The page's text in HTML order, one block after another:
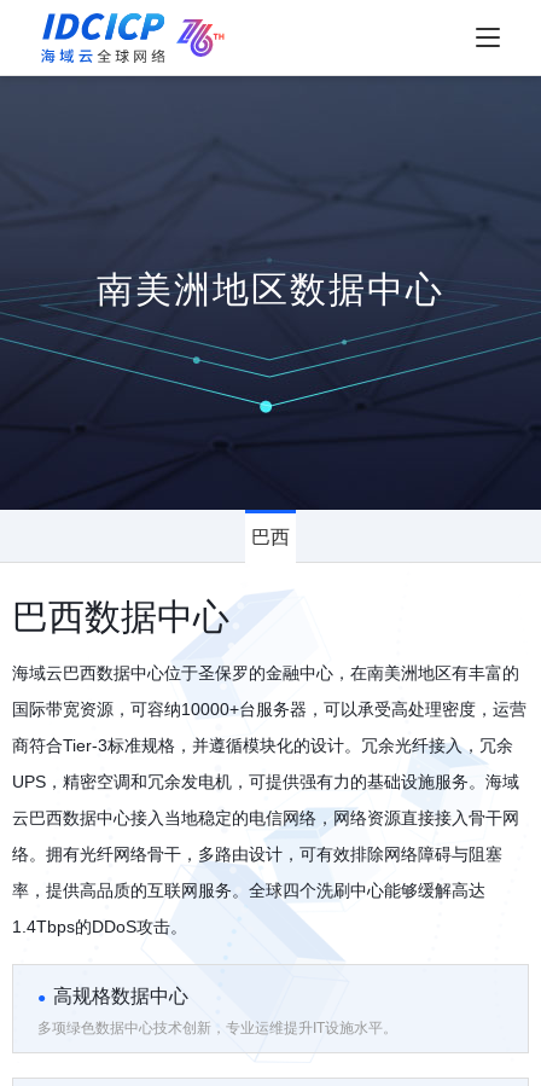
南美洲地区数据中心
巴西
巴西数据中心
海域云巴西数据中心位于圣保罗的金融中心，在南美洲地区有丰富的
国际带宽资源，可容纳10000+台服务器，可以承受高处理密度，运营
商符合Tier-3标准规格，并遵循模块化的设计。冗余光纤接入，冗余
UPS，精密空调和冗余发电机，可提供强有力的基础设施服务。 海域
云巴西数据中心接入当地稳定的电信网络，网络资源直接接入骨干网
络。拥有光纤网络骨干，多路由设计，可有效排除网络障碍与阻塞
率，提供高品质的互联网服务。全球四个洗刷中心能够缓解高达
1.4Tbps的DDoS攻击。
高规格数据中心
多项绿色数据中心技术创新，专业运维提升IT设施水平。